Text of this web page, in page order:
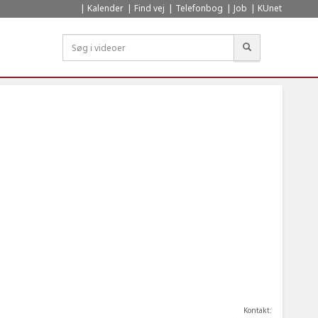
Kalender Find vej Telefonbog Job KUnet
Kontakt: